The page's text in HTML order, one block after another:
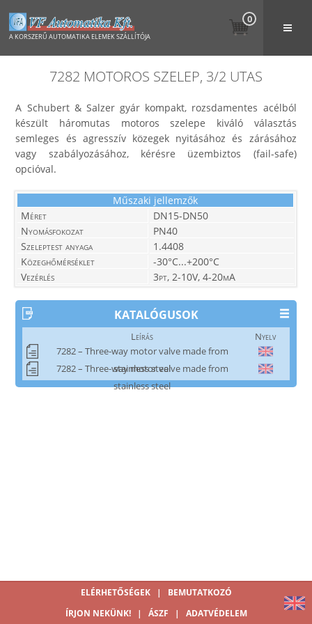
A KORSZERŰ AUTOMATIKA ELEMEK SZÁLLÍTÓJA
0
7282 MOTOROS SZELEP, 3/2 UTAS
A Schubert & Salzer gyár kompakt, rozsdamentes acélból
készült háromutas motoros szelepe kiváló választás
semleges és agresszív közegek nyitásához és zárásához
vagy szabályozásához, kérésre üzembiztos (fail-safe)
opcióval.
Műszaki jellemzők
Méret
DN15-DN50
Nyomásfokozat
PN40
Szeleptest anyaga
1.4408
Közeghőmérséklet
-30°C...+200°C
Vezérlés
3pt, 2-10V, 4-20mA
KATALÓGUSOK
Leírás
Nyelv
7282 – Three-way motor valve made from
stainless steel
7282 – Three-way motor valve made from
stainless steel
ELÉRHETŐSÉGEK |
BEMUTATKOZÓ
ÍRJON NEKÜNK!
| ÁSZF | ADATVÉDELEM